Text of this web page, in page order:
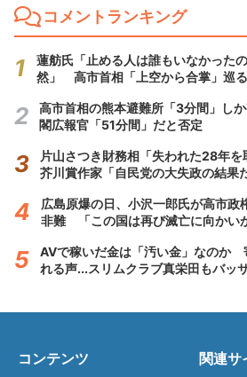
コメントランキング
蓮舫氏「止める人は誰もいなかった
然」 高市首相「上空から合掌」巡
高市首相の熊本避難所「3分間」し
閣広報官「51分間」だと否定
片山さつき財務相「失われた28年
芥川賞作家「自民党の大失政の結果
広島原爆の日、小沢一郎氏が高市政
非難 「この国は再び滅亡に向かい
AVで稼いだ金は「汚い金」なのか
れる声...スリムクラブ真栄田もバッ
コンテンツ 関連サ